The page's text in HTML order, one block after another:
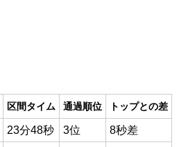
区間タイム 通過順位 トップとの差
23分48秒 3位
8秒差